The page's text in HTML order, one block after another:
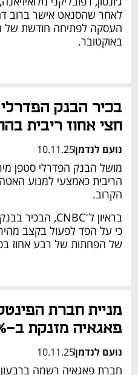
באוקטובר.
חצי אחוז ריבית
נועם לנדמן10.11.25
הקרוב.
של הפחתות של רבע אחוז
פאגאיה מזנקת ב-15% אחרי הדוחות
נועם לנדמן10.11.25